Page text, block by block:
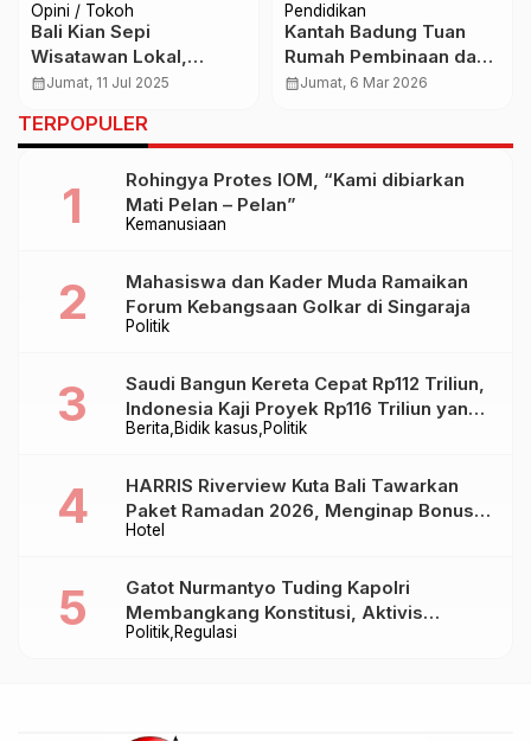
Opini / Tokoh
Bali Kian Sepi
Wisatawan Lokal,
Ancaman Serius bagi
calendar_monthJumat, 11 Jul 2025
Pendidikan
Kantah Badung Tuan
Rumah Pembinaan dan
Pelatihan Standarisasi
calendar_monthJumat, 6 Mar 2026
TERPOPULER
Kemanusiaan
Rohingya Protes IOM, “Kami dibiarkan
Mati Pelan – Pelan”
Politik
Mahasiswa dan Kader Muda Ramaikan
Forum Kebangsaan Golkar di Singaraja
Berita Bidik kasus Politik
Saudi Bangun Kereta Cepat Rp112 Triliun,
Indonesia Kaji Proyek Rp116 Triliun yang
Baru Sampai Bandung
Hotel
HARRIS Riverview Kuta Bali Tawarkan
Paket Ramadan 2026, Menginap Bonus
Takjil hingga Bukber Mulai Rp88.888
Politik Regulasi
Gatot Nurmantyo Tuding Kapolri
Membangkang Konstitusi, Aktivis
Tegaskan Polri Tak Punya Sejarah